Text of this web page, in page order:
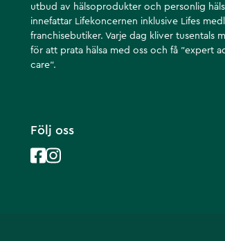
utbud av hälsoprodukter och personlig
innefattar Lifekoncernen inklusive Lifes
franchisebutiker. Varje dag kliver tusentals
för att prata hälsa med oss och få ”expert
care”.
Följ oss